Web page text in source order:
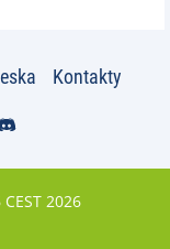
Kontakty
2026